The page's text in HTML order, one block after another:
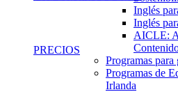
Inglés
Inglés
AICLE:
Programas para
Programas de
Irlanda
PRECIOS